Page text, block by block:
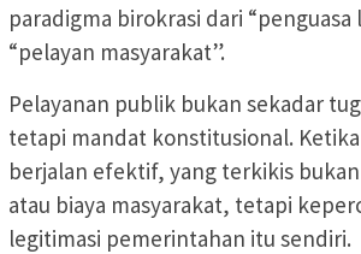
paradigma birokrasi dari “penguasa
“pelayan masyarakat”.
Pelayanan publik bukan sekadar
tetapi mandat konstitusional.
berjalan efektif, yang terkikis
atau biaya masyarakat, tetapi
legitimasi pemerintahan itu sendiri.